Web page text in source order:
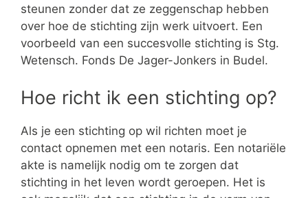
steunen zonder dat ze zeggenschap hebben
over hoe de stichting zijn werk uitvoert. Een
voorbeeld van een succesvolle stichting is Stg.
Wetensch. Fonds De Jager-Jonkers in Budel.
Hoe richt ik een stichting op?
Als je een stichting op wil richten moet je
contact opnemen met een notaris. Een notariële
akte is namelijk nodig om te zorgen dat
stichting in het leven wordt geroepen. Het is